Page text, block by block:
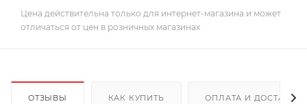
Цена действительна только для интернет-магазина и может
отличаться от цен в розничных магазинах
ОТЗЫВЫ КАК КУПИТЬ ОПЛАТА И ДОСТАВКА